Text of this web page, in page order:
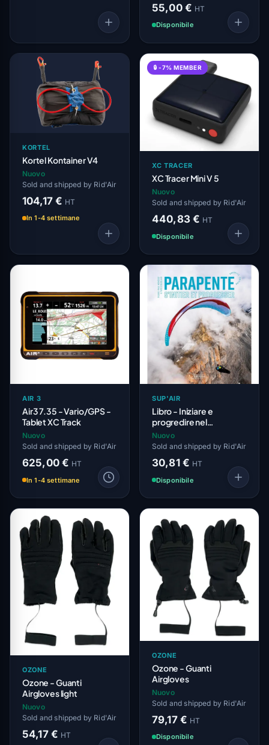
55,00 € HT
Disponibile
KORTEL
Kortel Kontainer V4
Nuovo
Sold and shipped by Rid'Air
104,17 € HT
In 1-4 settimane
🔒 -7% MEMBER
XC TRACER
XC Tracer Mini V 5
Nuovo
Sold and shipped by Rid'Air
440,83 € HT
Disponibile
AIR 3
Air3 7.35 - Vario/GPS -
Tablet XC Track
Nuovo
Sold and shipped by Rid'Air
625,00 € HT
In 1-4 settimane
SUP'AIR
Libro - Iniziare e
progredire nel
parapendio
Nuovo
Sold and shipped by Rid'Air
30,81 € HT
Disponibile
OZONE
Ozone - Guanti
Airgloves light
Nuovo
Sold and shipped by Rid'Air
54,17 € HT
OZONE
Ozone - Guanti
Airgloves
Nuovo
Sold and shipped by Rid'Air
79,17 € HT
Disponibile